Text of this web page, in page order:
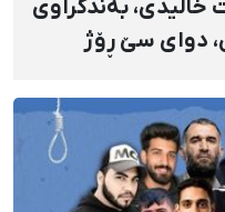
بەندکراوی
دوای سێ ڕۆژ
دا